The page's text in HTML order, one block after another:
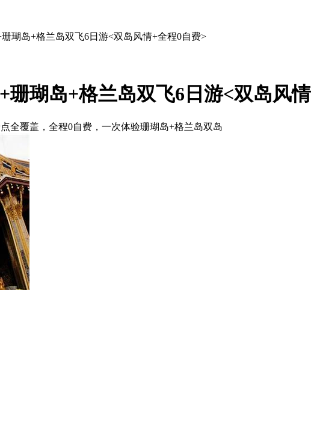
瑚岛+格兰岛双飞6日游<双岛风情+全程0自费>
瑚岛+格兰岛双飞6日游<双岛风
全覆盖，全程0自费，一次体验珊瑚岛+格兰岛双岛